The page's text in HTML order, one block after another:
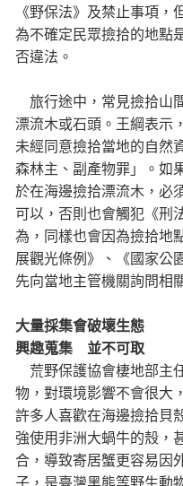
《野保法》及禁止事項，
為不確定民眾撿拾的地點
否違法。
旅行途中，常見撿拾山
漂流木或石頭。王綱表示
未經同意撿拾當地的自然
森林主、副產物罪」。如
於在海邊撿拾漂流木，必
可以，否則也會觸犯《刑
為，同樣也會因為撿拾地
展觀光條例》、《國家公
先向當地主管機關詢問相
大量採集會破壞生態
興趣蒐集 並不可取
荒野保護協會棲地部主
物，對環境影響不會很大
許多人喜歡在海邊撿拾貝
強使用非洲大蝸牛的殼，
合，導致寄居蟹更容易因
子，是臺灣黑熊等野生動